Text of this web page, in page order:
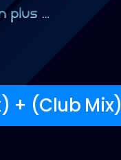
+ (Club Mix)